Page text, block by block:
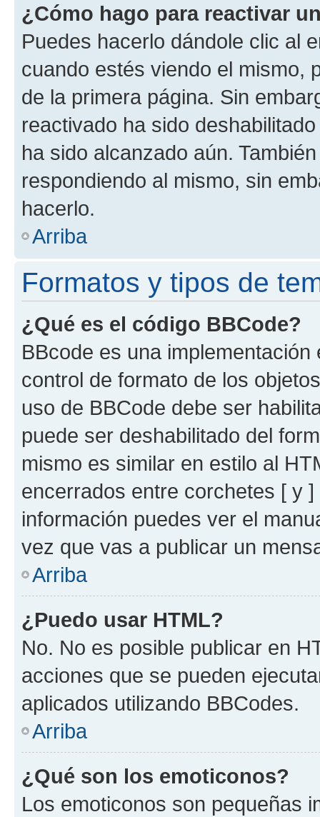
¿Cómo hago para reactivar
Puedes hacerlo dándole clic al
cuando estés viendo el mismo,
de la primera página. Sin
reactivado ha sido
ha sido alcanzado aún.
respondiendo al mismo, sin
hacerlo.
Arriba
Formatos y tipos de
¿Qué es el código BBCode?
BBcode es una
control de formato de los
uso de BBCode debe ser
puede ser deshabilitado del
mismo es similar en estilo al
encerrados entre corchetes [ y
información puedes ver el
vez que vas a publicar un
Arriba
¿Puedo usar HTML?
No. No es posible publicar en
acciones que se pueden
aplicados utilizando BBCodes.
Arriba
¿Qué son los emoticonos?
Los emoticonos son pequeñas